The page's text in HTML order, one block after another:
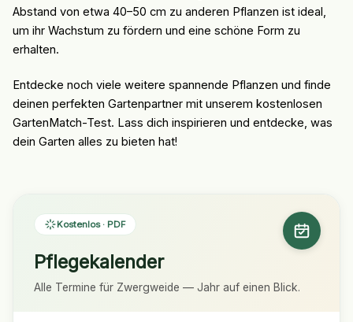
Abstand von etwa 40–50 cm zu anderen Pflanzen ist ideal,
um ihr Wachstum zu fördern und eine schöne Form zu
erhalten.
Entdecke noch viele weitere spannende Pflanzen und finde
deinen perfekten Gartenpartner mit unserem kostenlosen
GartenMatch-Test. Lass dich inspirieren und entdecke, was
dein Garten alles zu bieten hat!
Kostenlos · PDF
Pflegekalender
Alle Termine für Zwergweide — Jahr auf einen Blick.